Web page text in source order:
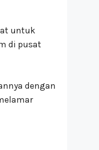
untuk
di pusat
dengan